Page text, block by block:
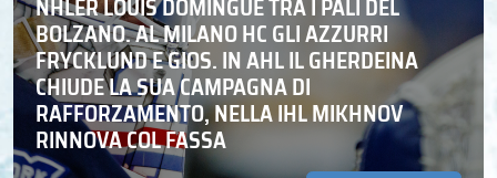
NHLER LOUIS DOMINGUE TRA I PALI DEL
BOLZANO. AL MILANO HC GLI AZZURRI
FRYCKLUND E GIOS. IN AHL IL GHERDEINA
CHIUDE LA SUA CAMPAGNA DI
RAFFORZAMENTO, NELLA IHL MIKHNOV
RINNOVA COL FASSA